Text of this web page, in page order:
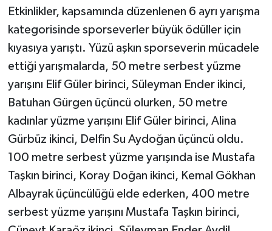
Etkinlikler, kapsamında düzenlenen 6 ayrı yarışma
kategorisinde sporseverler büyük ödüller için
kıyasıya yarıştı. Yüzü aşkın sporseverin mücadele
ettiği yarışmalarda, 50 metre serbest yüzme
yarışını Elif Güler birinci, Süleyman Ender ikinci,
Batuhan Gürgen üçüncü olurken, 50 metre
kadınlar yüzme yarışını Elif Güler birinci, Alina
Gürbüz ikinci, Delfin Su Aydoğan üçüncü oldu.
100 metre serbest yüzme yarışında ise Mustafa
Taşkın birinci, Koray Doğan ikinci, Kemal Gökhan
Albayrak üçüncülüğü elde ederken, 400 metre
serbest yüzme yarışını Mustafa Taşkın birinci,